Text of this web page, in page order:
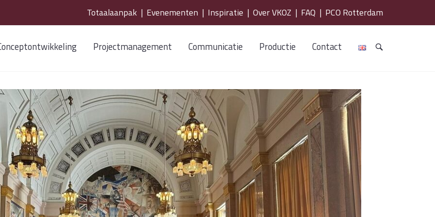
Totaalaanpak | Evenementen | Inspiratie | Over VKOZ | FAQ | PCO Rotterdam
Projectmanagement Communicatie Productie Contact
OPEN